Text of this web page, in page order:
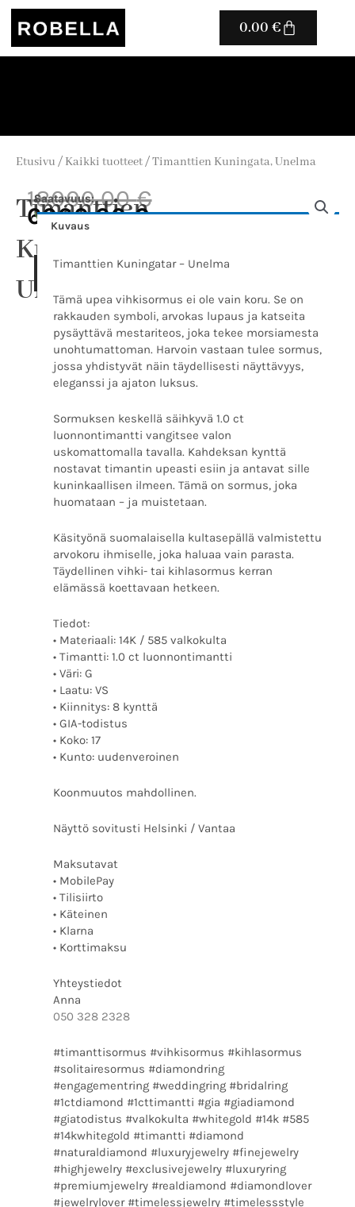
Siirry
sisältöön
0.00 €Cart
Etusivu / Kaikki tuotteet/ Timanttien Kuningata, Unelma
Timanttien
Kuningata,
Unelma
18000.00€
Alkuperäinen
hinta
oli:
18000.00 €.
6000.00€
Nykyinen
hinta
on:
6000.00 €.
Saatavuus:
Varastossa
Timanttien
Kuningata,
Unelma
Lisää
Kuvaus
Timanttien Kuningatar – Unelma
Tämä upea vihkisormus ei ole vain koru. Se on
rakkauden symboli, arvokas lupaus ja katseita
pysäyttävä mestariteos, joka tekee morsiamesta
unohtumattoman. Harvoin vastaan tulee sormus,
jossa yhdistyvät näin täydellisesti näyttävyys,
eleganssi ja ajaton luksus.
Sormuksen keskellä säihkyvä 1.0 ct
luonnontimantti vangitsee valon
uskomattomalla tavalla. Kahdeksan kynttä
nostavat timantin upeasti esiin ja antavat sille
kuninkaallisen ilmeen. Tämä on sormus, joka
huomataan – ja muistetaan.
Käsityönä suomalaisella kultasepällä valmistettu
arvokoru ihmiselle, joka haluaa vain parasta.
Täydellinen vihki- tai kihlasormus kerran
elämässä koettavaan hetkeen.
Tiedot:
• Materiaali: 14K / 585 valkokulta
• Timantti: 1.0 ct luonnontimantti
• Väri: G
• Laatu: VS
• Kiinnitys: 8 kynttä
• GIA-todistus
• Koko: 17
• Kunto: uudenveroinen
Koonmuutos mahdollinen.
Näyttö sovitusti Helsinki / Vantaa
Maksutavat
• MobilePay
• Tilisiirto
• Käteinen
• Klarna
• Korttimaksu
Yhteystiedot
Anna
050 328 2328
#timanttisormus #vihkisormus #kihlasormus
#solitairesormus #diamondring
#engagementring #weddingring #bridalring
#1ctdiamond #1cttimantti #gia #giadiamond
#giatodistus #valkokulta #whitegold #14k #585
#14kwhitegold #timantti #diamond
#naturaldiamond #luxuryjewelry #finejewelry
#highjewelry #exclusivejewelry #luxuryring
#premiumjewelry #realdiamond #diamondlover
#jewelrylover #timelessjewelry #timelessstyle